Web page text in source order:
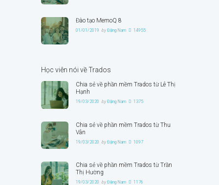
Đào tạo MemoQ 8
01/01/2019 byĐặng Nam 14955
Học viên nói về Trados
Chia sẻ về phần mềm Trados từ Lê Thị
Hạnh
19/03/2020 byĐặng Nam 1375
Chia sẻ về phần mềm Trados từ Thu
Vân
19/03/2020 byĐặng Nam 1097
Chia sẻ về phần mềm Trados từ Trần
Thị Hường
19/03/2020 byĐặng Nam 1176